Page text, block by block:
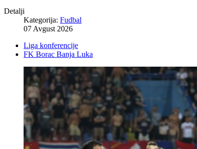
Detalji
Kategorija: Fudbal
07 Avgust 2026
Liga konferencije
FK Borac Banja Luka